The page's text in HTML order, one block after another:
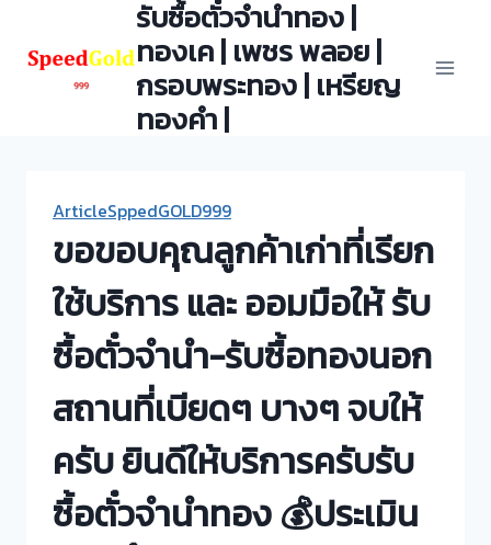
content
รับซื้อตั๋วจำนำทอง |
ทองเค | เพชร พลอย |
กรอบพระทอง | เหรียญ
ทองคำ |
ArticleSppedGOLD999
ขอขอบคุณลูกค้าเก่าที่เรียก
ใช้บริการ และ ออมมือให้ รับ
ซื้อตั๋วจำนำ-รับซื้อทองนอก
สถานที่เบียดๆ บางๆ จบให้
ครับ ยินดีให้บริการครับรับ
ซื้อตั๋วจำนำทอง 💰ประเมิน